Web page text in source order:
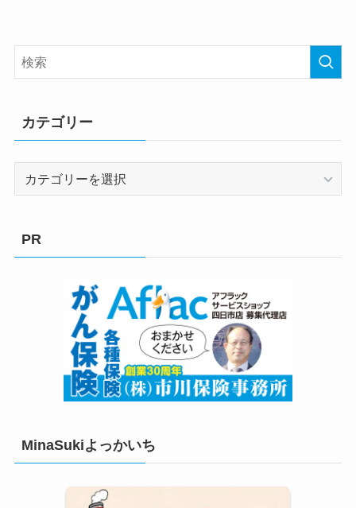
カテゴリー
PR
MinaSukiよっかいち